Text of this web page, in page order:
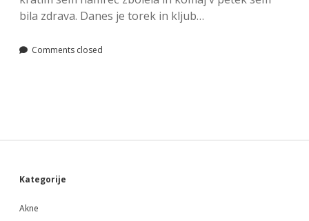
bila zdrava. Danes je torek in kljub…
Comments closed
Sidebar
Kategorije
Akne